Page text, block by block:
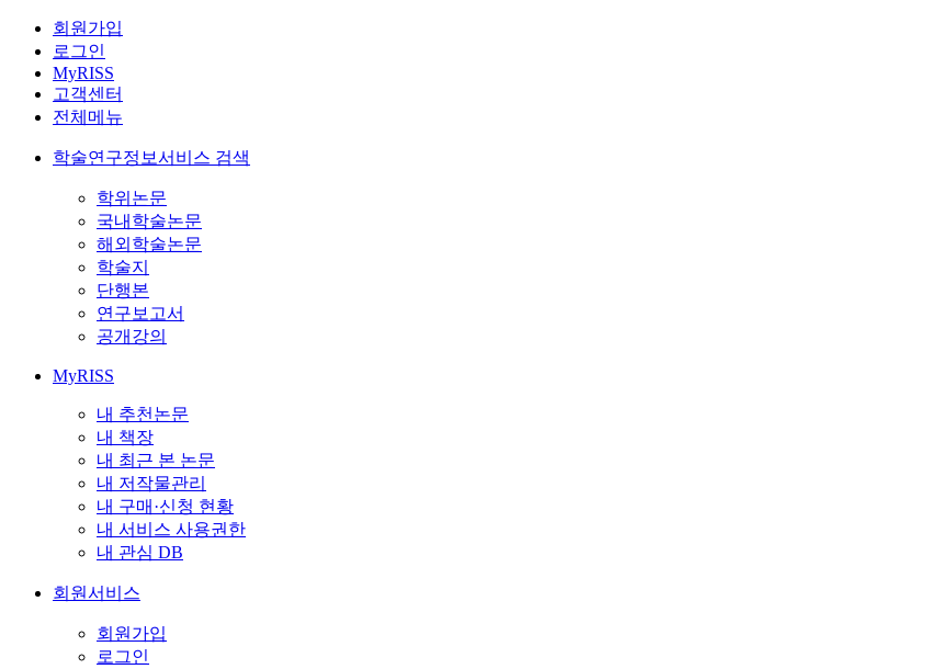
회원가입
로그인
MyRISS
고객센터
전체메뉴
학술연구정보서비스 검색
학위논문
국내학술논문
해외학술논문
학술지
단행본
연구보고서
공개강의
MyRISS
내 추천논문
내 책장
내 최근 본 논문
내 저작물관리
내 구매·신청 현황
내 서비스 사용권한
내 관심 DB
회원서비스
회원가입
로그인